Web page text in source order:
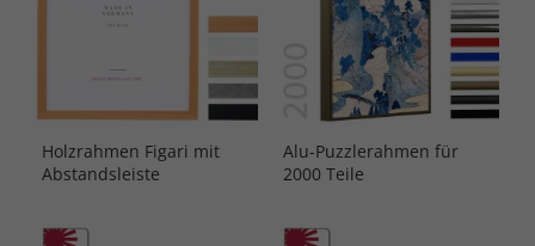
Holzrahmen Figari mit
Abstandsleiste
Alu-Puzzlerahmen für
2000 Teile